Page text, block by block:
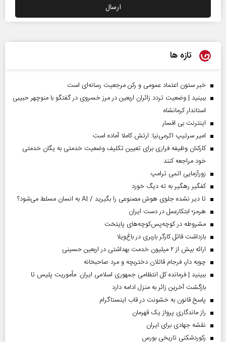
تازه ها
خبر ستون اعتماد عمومی و رکن مرجعیت رسانه‌ای است
ببینید | وضعیت تردد زائران اربعین در مرز خسروی در گفتگو با منوچهر حبیبی
استاندار کرمانشاه
اینترنت بی افسار
امیر سرتیپ اکرمی‌نیا: ارتش کاملا آماده است
کارکنان وظیفه فراری برای تعیین تکلیف وضعیت خدمتی به یگان خدمتی
خود مراجعه کنند
زورآزمایی اتمی ترامپ
کفگیر رهگیر به ته دیگ خورد
تا دیر نشده جلوی هوش مصنوعی را بگیرید / AI به انسان مسلط می‌شود؟
هرمز؛ ابتکارعمل در دست ایران
مشروطه در کوچه‌پس‌کوچه‌های پایتخت
بازداشت قاتل کارگر باربری در باغ‌ویلا
ارائه بیش از ۲ میلیون خدمت بهداشتی در اربعین حسینی
چوبه دار، فرجام قاتلان دختربچه و مرد صاحبخانه
ببینید | فرمانده کل انتظامی جمهوری اسلامی ایران­: مأموریت پلیس تا
بازگشت آخرین زائر به منزل ادامه دارد
پاسخ قانون به خشونت در قاب اینستاگرام
راز ماندگاری پرواز یک قهرمان
نقشه جهادی برای ایران
رکوردشکنی تاریخی بورس